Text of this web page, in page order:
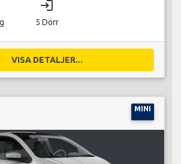
login
5 Dörr
VISA DETALJER...
MINI